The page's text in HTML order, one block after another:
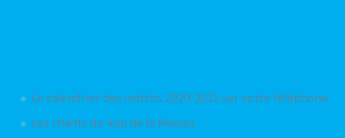
Le calendrier des matchs 2020-2021 sur votre téléphone
Les chants du kop de la Meinau